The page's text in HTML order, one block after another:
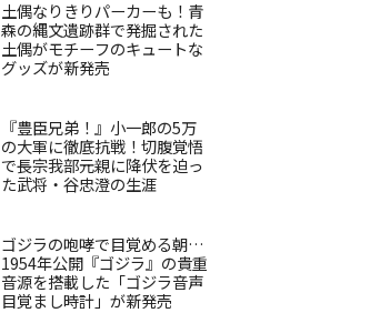
土偶なりきりパーカーも！青
森の縄文遺跡群で発掘された
土偶がモチーフのキュートな
グッズが新発売
『豊臣兄弟！』小一郎の5万
の大軍に徹底抗戦！切腹覚悟
で長宗我部元親に降伏を迫っ
た武将・谷忠澄の生涯
ゴジラの咆哮で目覚める朝…
1954年公開『ゴジラ』の貴重
音源を搭載した「ゴジラ音声
目覚まし時計」が新発売